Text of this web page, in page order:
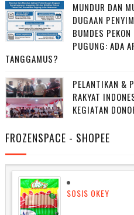
MUNDUR DAN
DUGAAN
BUMDES
PUGUNG: ADA
TANGGAMUS?
PELANTIKAN &
RAKYAT
KEGIATAN
FROZENSPACE - SHOPEE
SOSIS OKEY